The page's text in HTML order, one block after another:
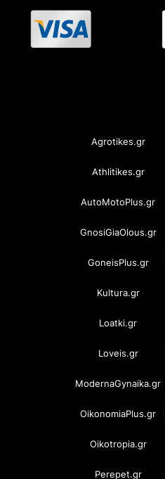
Agrotikes.gr
Athlitikes.gr
AutoMotoPlus.gr
GnosiGiaOlous.gr
GoneisPlus.gr
Kultura.gr
Loatki.gr
Loveis.gr
ModernaGynaika.gr
OikonomiaPlus.gr
Oikotropia.gr
Perepet.gr